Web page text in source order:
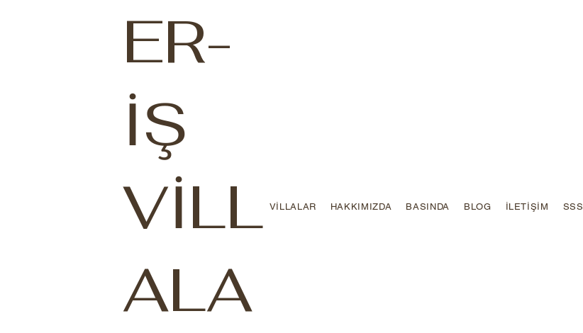
ER-
İŞ
VİLL
ALA
VİLLALAR HAKKIMIZDA BASINDA BLOG İLETİŞİM SSS